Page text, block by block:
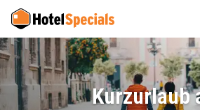
Kurzurlaub